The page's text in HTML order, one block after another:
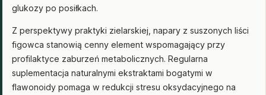
glukozy po posiłkach.
Z perspektywy praktyki zielarskiej, napary z suszonych liści
figowca stanowią cenny element wspomagający przy
profilaktyce zaburzeń metabolicznych. Regularna
suplementacja naturalnymi ekstraktami bogatymi w
flawonoidy pomaga w redukcji stresu oksydacyjnego na